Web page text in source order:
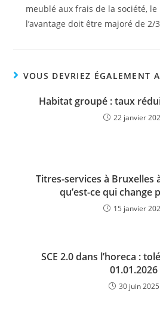
meublé aux frais de la société,
l’avantage doit être majoré de 2/
VOUS DEVRIEZ ÉGALEMENT
Habitat groupé : taux
22 janvier
Titres-services à Bruxelles
qu’est-ce qui change
15 janvier
SCE 2.0 dans l’horeca :
01.01.2026
30 juin 2025